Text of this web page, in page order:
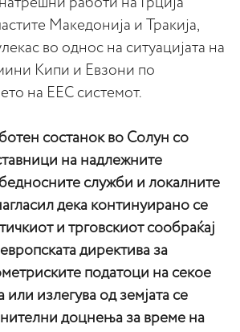
работи на Грција
Македонија и Тракија,
во однос на ситуацијата на
Кипи и Евзони по
на ЕЕС системот.
состанок во Солун со
на надлежните
служби и локалните
дека континуирано се
и трговскиот сообраќај
директива за
податоци на секое
или излегува од земјата се
доцнења за време на